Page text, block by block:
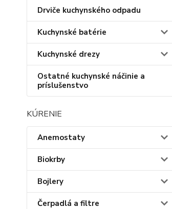
Drviče kuchynského odpadu
Kuchynské batérie
Kuchynské drezy
Ostatné kuchynské náčinie a
príslušenstvo
KÚRENIE
Anemostaty
Biokrby
Bojlery
Čerpadlá a filtre